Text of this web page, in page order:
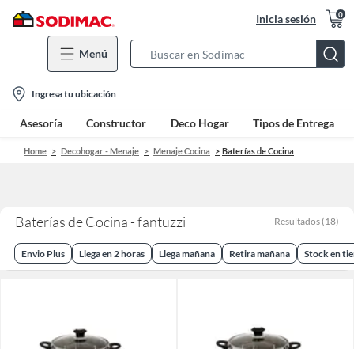
Inicia sesión 0
Menú
Bar
location-
icon
Ingresa tu ubicación
Asesoría Constructor Deco Hogar Tipos de Entrega
Home Decohogar - Menaje Menaje Cocina Baterías de Cocina
Baterías de Cocina - fantuzzi Resultados (18)
Envio Plus Llega en 2 horas Llega mañana Retira mañana Stock en